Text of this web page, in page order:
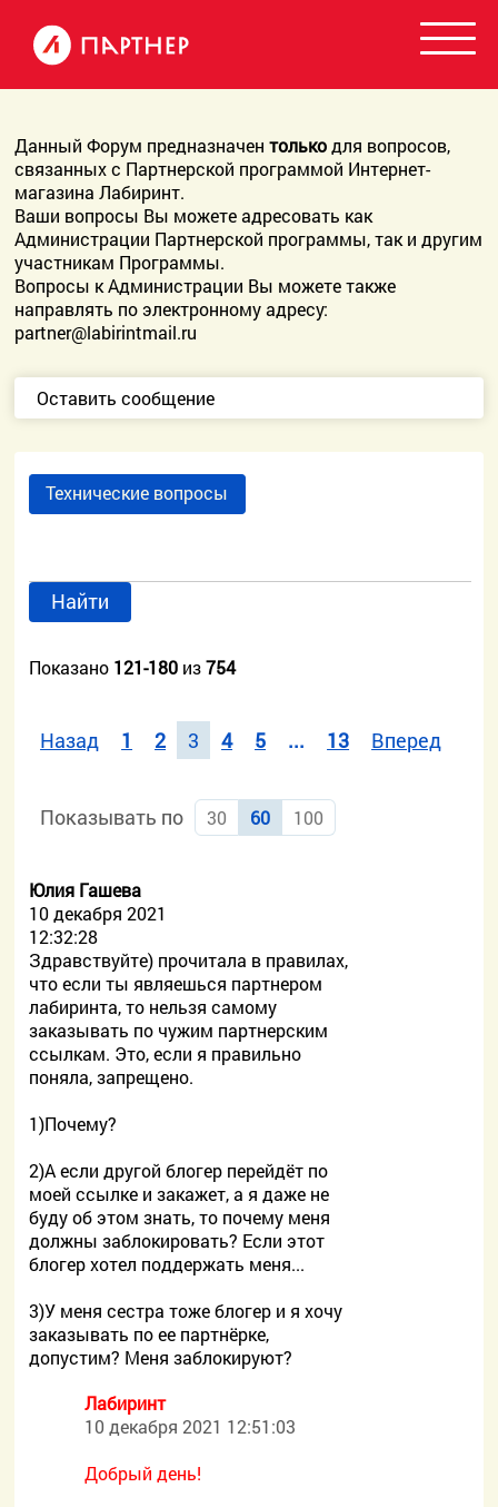
Данный Форум предназначентолькодля вопросов,
связанных с Партнерской программой Интернет-
магазина Лабиринт.
Ваши вопросы Вы можете адресовать как
Администрации Партнерской программы, так и другим
участникам Программы.
Вопросы к Администрации Вы можете также
направлять по электронному адресу:
partner@labirintmail.ru
Оставить сообщение
Технические вопросы
Найти
Показано 121-180 из754
Назад 1 2 3 4 5 ... 13 Вперед
Показывать по 30 60 100
Юлия Гашева
10 декабря 2021
12:32:28
Здравствуйте) прочитала в правилах,
что если ты являешься партнером
лабиринта, то нельзя самому
заказывать по чужим партнерским
ссылкам. Это, если я правильно
поняла, запрещено.
1)Почему?
2)А если другой блогер перейдёт по
моей ссылке и закажет, а я даже не
буду об этом знать, то почему меня
должны заблокировать? Если этот
блогер хотел поддержать меня...
3)У меня сестра тоже блогер и я хочу
заказывать по ее партнёрке,
допустим? Меня заблокируют?
Лабиринт
10 декабря 2021 12:51:03
Добрый день!